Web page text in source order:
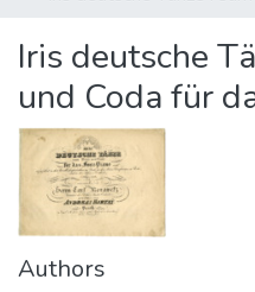
About us
Iris deutsche
und Coda für
Authors